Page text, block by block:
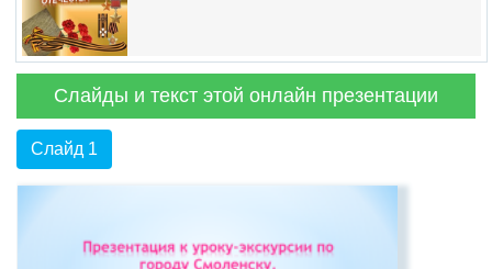
Слайды и текст этой онлайн презентации
Слайд 1